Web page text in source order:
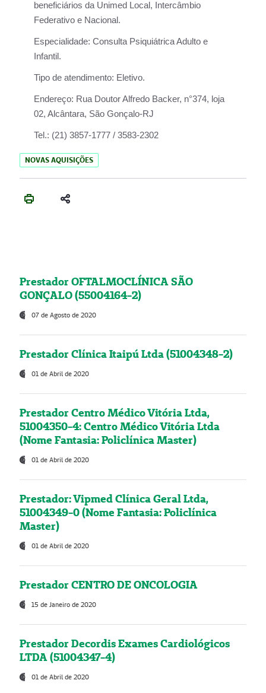
beneficiários da Unimed Local, Intercâmbio
Federativo e Nacional.
Especialidade: Consulta Psiquiátrica Adulto e
Infantil.
Tipo de atendimento: Eletivo.
Endereço: Rua Doutor Alfredo Backer, n°374, loja
02, Alcântara, São Gonçalo-RJ
Tel.: (21) 3857-1777 / 3583-2302
NOVAS AQUISIÇÕES
Prestador OFTALMOCLÍNICA SÃO
GONÇALO (55004164-2)
07 de Agosto de 2020
Prestador Clínica Itaipú Ltda (51004348-2)
01 de Abril de 2020
Prestador Centro Médico Vitória Ltda,
51004350-4: Centro Médico Vitória Ltda
(Nome Fantasia: Policlínica Master)
01 de Abril de 2020
Prestador: Vipmed Clínica Geral Ltda,
51004349-0 (Nome Fantasia: Policlínica
Master)
01 de Abril de 2020
Prestador CENTRO DE ONCOLOGIA
15 de Janeiro de 2020
Prestador Decordis Exames Cardiológicos
LTDA (51004347-4)
01 de Abril de 2020